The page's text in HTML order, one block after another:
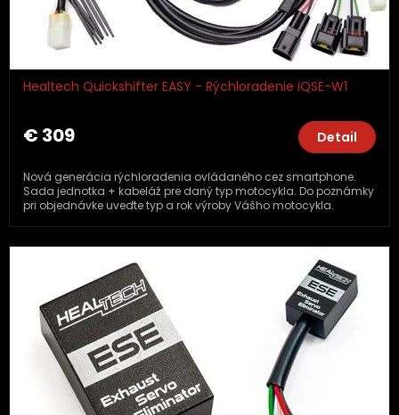
Healtech Quickshifter EASY - Rýchloradenie iQSE-W1
€ 309 Detail
Nová generácia rýchloradenia ovládaného cez smartphone.
Sada jednotka + kabeláž pre daný typ motocykla. Do poznámky
pri objednávke uveďte typ a rok výroby Vášho motocykla.